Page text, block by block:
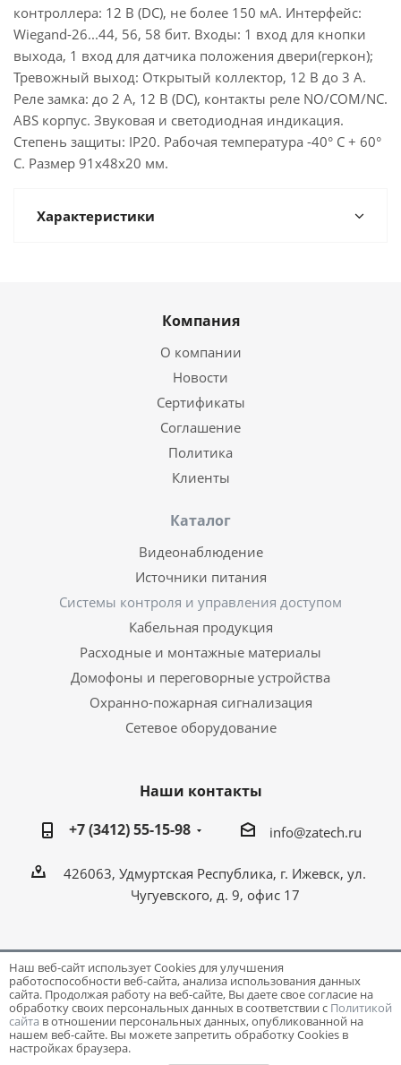
контроллера: 12 В (DC), не более 150 мА. Интерфейс:
Wiegand-26...44, 56, 58 бит. Входы: 1 вход для кнопки
выхода, 1 вход для датчика положения двери(геркон);
Тревожный выход: Открытый коллектор, 12 В до 3 А.
Реле замка: до 2 А, 12 В (DC), контакты реле NO/COM/NC.
ABS корпус. Звуковая и светодиодная индикация.
Степень защиты: IP20. Рабочая температура -40° С + 60°
С. Размер 91х48х20 мм.
Характеристики
Компания
О компании
Новости
Сертификаты
Соглашение
Политика
Клиенты
Каталог
Видеонаблюдение
Источники питания
Системы контроля и управления доступом
Кабельная продукция
Расходные и монтажные материалы
Домофоны и переговорные устройства
Охранно-пожарная сигнализация
Сетевое оборудование
Наши контакты
+7 (3412) 55-15-98
info@zatech.ru
426063, Удмуртская Республика, г. Ижевск, ул.
Чугуевского, д. 9, офис 17
Разработка и поддержка сайта -Victory
Наш веб-сайт использует Cookies для улучшения
работоспособности веб-сайта, анализа использования данных
сайта. Продолжая работу на веб-сайте, Вы даете свое согласие на
обработку своих персональных данных в соответствии с Политикой
сайта в отношении персональных данных, опубликованной на
нашем веб-сайте. Вы можете запретить обработку Cookies в
настройках браузера.